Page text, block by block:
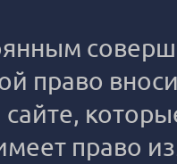
право
сайте,
право